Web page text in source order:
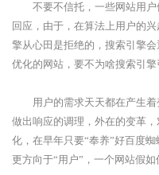
不要不信托，一些网站用户
回应，由于，在算法上用户的
擎从心田是拒绝的，搜索引擎
优化的网站，要不为啥搜索引
用户的需求天天都在产生着
做出响应的调理，外在的变革
化，在早年只要“奉养”好百度
更方向于“用户”，一个网站假